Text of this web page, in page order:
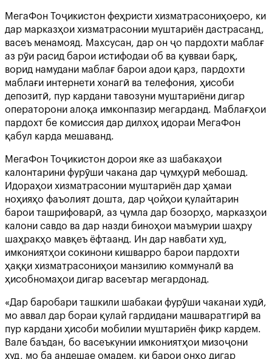
МегаФон Тоҷикистон феҳристи хизматрасониҳоеро, ки
дар марказҳои хизматрасонии муштариён дастрасанд,
васеъ менамояд. Махсусан, дар он ҷо пардохти маблағ
аз рӯи расид барои истифодаи об ва қувваи барқ,
ворид намудани маблағ барои адои қарз, пардохти
маблағи интернети хонагӣ ва телефония, ҳисоби
депозитӣ, пур кардани тавозуни муштариёни дигар
операторони алоқа имконпазир мегарданд. Маблағҳои
пардохт бе комиссия дар дилхоҳ идораи МегаФон
қабул карда мешаванд.
МегаФон Тоҷикистон дорои яке аз шабакаҳои
калонтарини фурӯши чакана дар ҷумҳурӣ мебошад.
Идораҳои хизматрасонии муштариён дар ҳамаи
ноҳияҳо фаъолият дошта, дар ҷойҳои қулайтарин
барои ташрифоварӣ, аз ҷумла дар бозорҳо, марказҳои
калони савдо ва дар назди биноҳои маъмурии шаҳру
шаҳракҳо мавқеъ ёфтаанд. Ин дар навбати худ,
имкониятҳои сокинони кишварро барои пардохти
ҳаққи хизматрасониҳои манзилию коммуналӣ ва
ҳисобномаҳои дигар васеътар мегардонад.
«Дар баробари ташкили шабакаи фурӯши чаканаи худӣ,
мо аввал дар бораи қулай гардидани машваратгирӣ ва
пур кардани ҳисоби мобилии муштариён фикр кардем.
Вале баъдан, бо васеъкунии имкониятҳои мизоҷони
худ, мо ба андешае омадем, ки барои онҳо дигар